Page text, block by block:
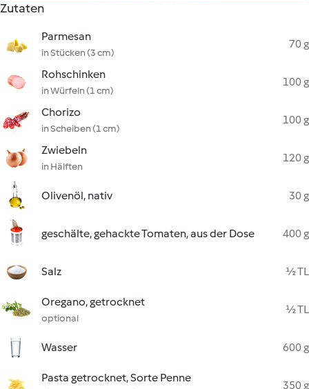
Zutaten
Parmesan
in Stücken (3 cm)
70 g
Rohschinken
in Würfeln (1 cm)
100 g
Chorizo
in Scheiben (1 cm)
100 g
Zwiebeln
in Hälften
120 g
Olivenöl, nativ 30 g
geschälte, gehackte Tomaten, aus der Dose 400 g
Salz ½ TL
Oregano, getrocknet
optional
½ TL
Wasser 600 g
Pasta getrocknet, Sorte Penne
350 g